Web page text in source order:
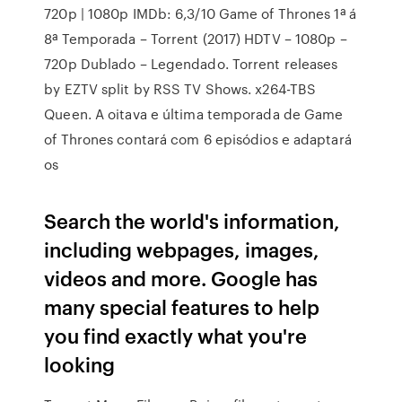
720p | 1080p IMDb: 6,3/10 Game of Thrones 1ª á
8ª Temporada – Torrent (2017) HDTV – 1080p –
720p Dublado – Legendado. Torrent releases
by EZTV split by RSS TV Shows. x264-TBS
Queen. A oitava e última temporada de Game
of Thrones contará com 6 episódios e adaptará
os
Search the world's information,
including webpages, images,
videos and more. Google has
many special features to help
you find exactly what you're
looking